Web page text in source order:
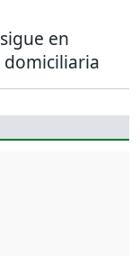
en
domiciliaria